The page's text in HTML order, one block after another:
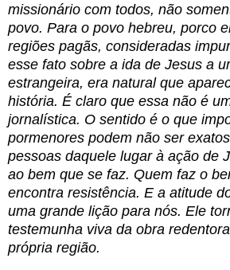
missionário com todos, não
povo. Para o povo hebreu, porco
regiões pagãs, consideradas
esse fato sobre a ida de Jesus a
estrangeira, era natural que
história. É claro que essa não é
jornalística. O sentido é o que
pormenores podem não ser
pessoas daquele lugar à ação de
ao bem que se faz. Quem faz o
encontra resistência. E a atitude
uma grande lição para nós. Ele
testemunha viva da obra
própria região.